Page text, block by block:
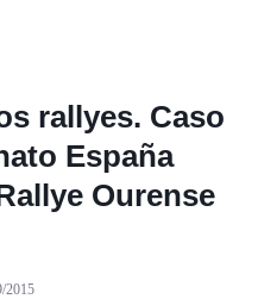
rallyes. Caso
España
Ourense
2015